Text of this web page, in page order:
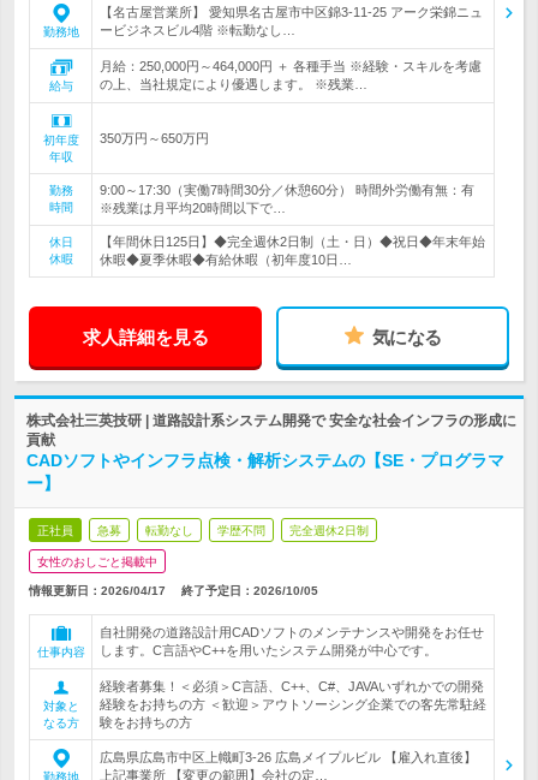
勤務地
【名古屋営業所】 愛知県名古屋市中区錦3-11-25 アーク栄錦ニュ
ービジネスビル4階 ※転勤なし…
給与
月給：250,000円～464,000円 ＋ 各種手当 ※経験・スキルを考慮
の上、当社規定により優遇します。 ※残業…
初年度
年収
350万円～650万円
勤務
時間
9:00～17:30（実働7時間30分／休憩60分） 時間外労働有無：有
※残業は月平均20時間以下で…
休日
休暇
【年間休日125日】◆完全週休2日制（土・日）◆祝日◆年末年始
休暇◆夏季休暇◆有給休暇（初年度10日…
求人詳細を見る 気になる
株式会社三英技研 | 道路設計系システム開発で 安全な社会インフラの形成に
貢献
CADソフトやインフラ点検・解析システムの【SE・プログラマ
ー】
正社員 急募 転勤なし 学歴不問 完全週休2日制
女性のおしごと掲載中
情報更新日：2026/04/17 終了予定日： 2026/10/05
仕事内容
自社開発の道路設計用CADソフトのメンテナンスや開発をお任せ
します。C言語やC++を用いたシステム開発が中心です。
対象と
なる方
経験者募集！＜必須＞C言語、C++、C#、JAVAいずれかでの開発
経験をお持ちの方 ＜歓迎＞アウトソーシング企業での客先常駐経
験をお持ちの方
勤務地
広島県広島市中区上幟町3-26 広島メイプルビル 【雇入れ直後】
上記事業所 【変更の範囲】会社の定…